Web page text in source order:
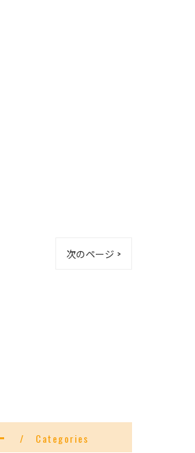
次のページ >
Categories